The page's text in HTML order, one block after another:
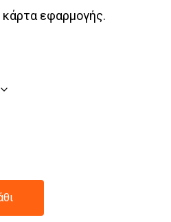
εφαρμογής.